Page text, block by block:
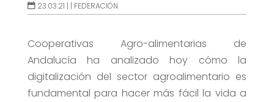
23.03.21 | | FEDERACIÓN
Cooperativas Agro-alimentarias de
Andalucía ha analizado hoy cómo la
digitalización del sector agroalimentario es
fundamental para hacer más fácil la vida a